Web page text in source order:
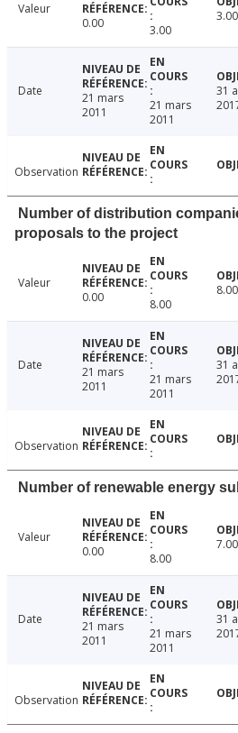
Valeur
0.00
3.00
3.00
Date
21 mars
2011
21 mars
2011
31
Observation
Number of distribution
proposals to the project
Valeur
0.00
8.00
8.00
Date
21 mars
2011
21 mars
2011
31
Observation
Number of renewable energy
Valeur
0.00
8.00
7.00
Date
21 mars
2011
21 mars
2011
31
Observation